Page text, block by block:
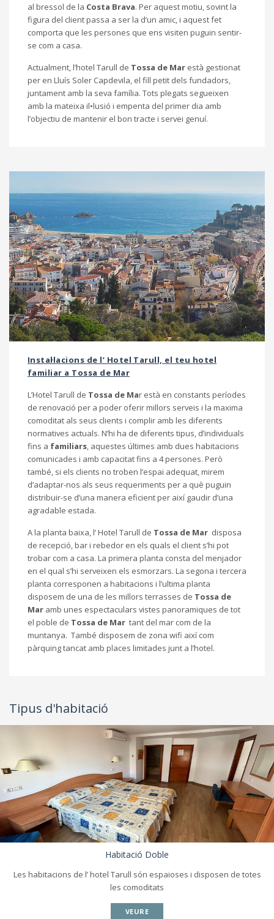
al bressol de la Costa Brava. Per aquest motiu, sovint la
figura del client passa a ser la d’un amic, i aquest fet
comporta que les persones que ens visiten puguin sentir-
se com a casa.
Actualment, l’hotel Tarull de Tossa de Mar està gestionat
per en Lluís Soler Capdevila, el fill petit dels fundadors,
juntament amb la seva família. Tots plegats segueixen
amb la mateixa il•lusió i empenta del primer dia amb
l’objectiu de mantenir el bon tracte i servei genuí.
Instal·lacions de l’ Hotel Tarull, el teu hotel
familiar a Tossa de Mar
L’Hotel Tarull de Tossa de Mar està en constants períodes
de renovació per a poder oferir millors serveis i la maxima
comoditat als seus clients i complir amb les diferents
normatives actuals. N’hi ha de diferents tipus, d’individuals
fins a familiars, aquestes últimes amb dues habitacions
comunicades i amb capacitat fins a 4 persones. Però
també, si els clients no troben l’espai adequat, mirem
d’adaptar-nos als seus requeriments per a què puguin
distribuir-se d’una manera eficient per així gaudir d’una
agradable estada.
A la planta baixa, l’ Hotel Tarull de Tossa de Mar disposa
de recepció, bar i rebedor en els quals el client s’hi pot
trobar com a casa. La primera planta consta del menjador
en el qual s’hi serveixen els esmorzars. La segona i tercera
planta corresponen a habitacions i l’ultima planta
disposem de una de les millors terrasses de Tossa de
Mar amb unes espectaculars vistes panoramiques de tot
el poble de Tossa de Mar tant del mar com de la
muntanya. També disposem de zona wifi així com
pàrquing tancat amb places limitades junt a l’hotel.
Tipus d'habitació
Habitació Doble
Les habitacions de l’ hotel Tarull són espaioses i disposen de totes
les comoditats
VEURE